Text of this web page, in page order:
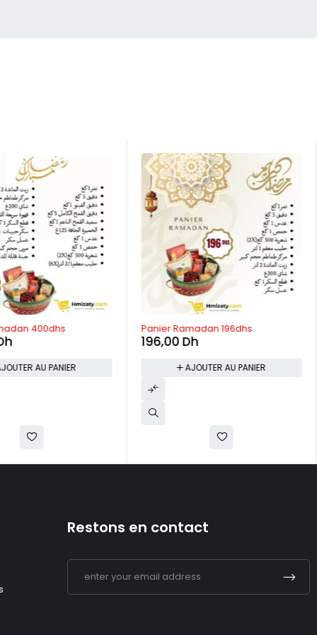
196dhs
AU PANIER
Panier Ramadan 300dhs
300,00Dh
AJOUTER AU PANIER
Restons en contact